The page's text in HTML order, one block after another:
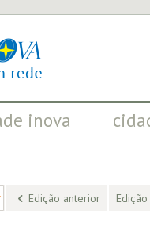
inova
Edição anterior